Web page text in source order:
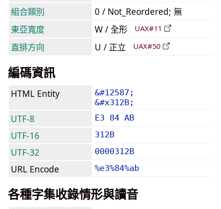
組合類別
0 / Not_Reordered; 無
東亞寬度
W / 全形 UAX#11
直排方向 U / 正立 UAX#50
編碼資訊
HTML Entity
&#12587;
&#x312B;
UTF-8 E3 84 AB
UTF-16 312B
UTF-32 0000312B
URL Encode %e3%84%ab
各種字集收錄情形與讀音